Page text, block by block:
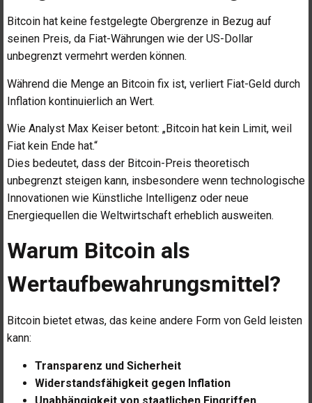
Bitcoin hat keine festgelegte Obergrenze in Bezug auf
seinen Preis, da Fiat-Währungen wie der US-Dollar
unbegrenzt vermehrt werden können.
Während die Menge an Bitcoin fix ist, verliert Fiat-Geld durch
Inflation kontinuierlich an Wert.
Wie Analyst Max Keiser betont: „Bitcoin hat kein Limit, weil
Fiat kein Ende hat.“
Dies bedeutet, dass der Bitcoin-Preis theoretisch
unbegrenzt steigen kann, insbesondere wenn technologische
Innovationen wie Künstliche Intelligenz oder neue
Energiequellen die Weltwirtschaft erheblich ausweiten.
Warum Bitcoin als
Wertaufbewahrungsmittel?
Bitcoin bietet etwas, das keine andere Form von Geld leisten
kann:
Transparenz und Sicherheit
Widerstandsfähigkeit gegen Inflation
Unabhängigkeit von staatlichen Eingriffen